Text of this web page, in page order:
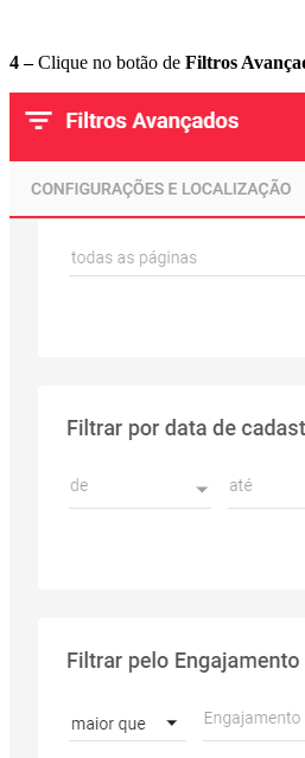
4 –Clique no botão de Filtros